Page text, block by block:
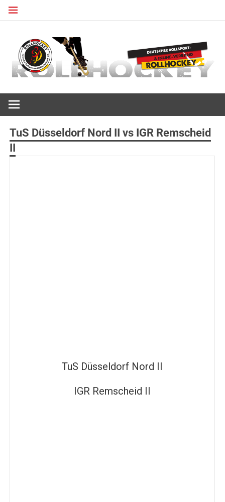
Zum
TuS Düsseldorf Nord II vs IGR Remscheid
II
TuS Düsseldorf Nord II
IGR Remscheid II